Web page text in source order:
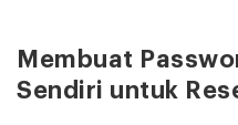
Membuat
Sendiri untuk